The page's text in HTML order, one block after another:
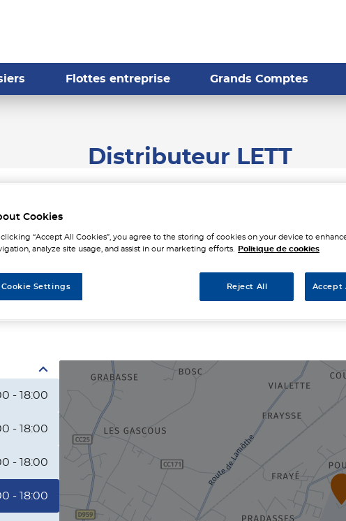
Flottes entreprise Grands Comptes
Distributeur LETT
- 18:00
- 18:00
- 18:00
- 18:00
Cookies
clicking “Accept All Cookies”, you agree to the storing of cookies on your device to
analyze site usage, and assist in our marketing efforts.
Politique de cookies
Reject All Accept
Cookie Settings